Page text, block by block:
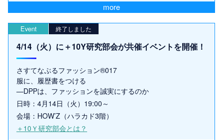
more
Event 終了しました
4/14（火）に＋10Y研究部会が共催イベントを開催！
さすてなぶるファッション®017
服に、履歴書をつける
—DPPは、ファッションを誠実にするのか
日時：4月14日（火）19:00～
会場：HOW’Z（ハラカド3階）
＋10Ｙ研究部会とは？